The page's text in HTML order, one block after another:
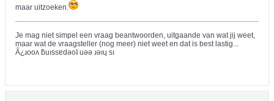
maar uitzoeken.
Je mag niet simpel een vraag beantwoorden, uitgaande van wat jij weet,
maar wat de vraagsteller (nog meer) niet weet en dat is best lastig...
Â¿ɹooʌ ƃuıssɐdǝoʇ uǝǝ ɹǝıɥ sı